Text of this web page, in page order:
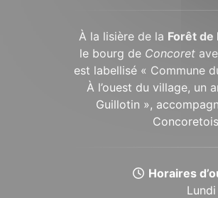
À la lisière de la Forêt de
le bourg de Concoret
est labellisé « Commune
À l’ouest du village, un
Guillotin »,
Horaires